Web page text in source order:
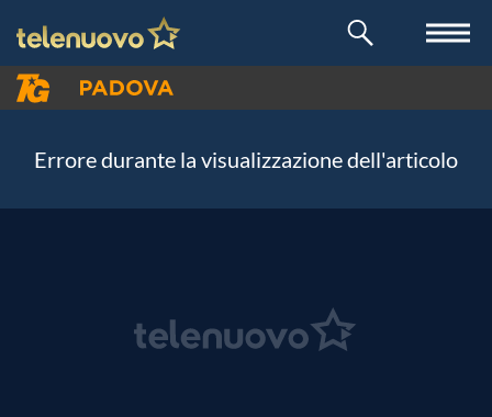
Errore durante la visualizzazione dell'articolo